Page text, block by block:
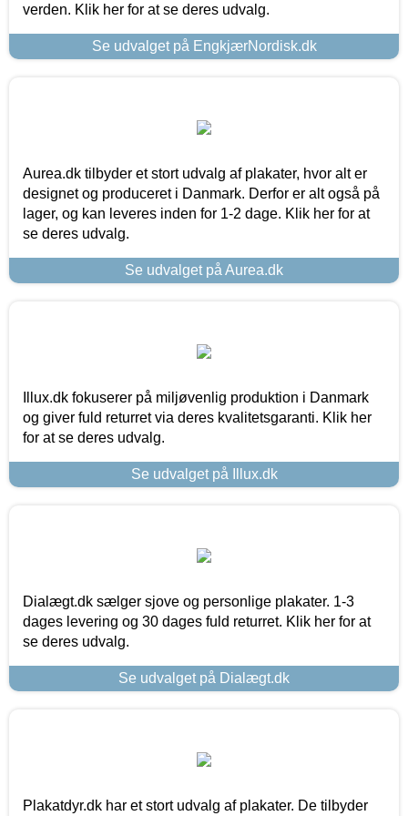
verden. Klik her for at se deres udvalg.
Se udvalget på EngkjærNordisk.dk
Aurea.dk tilbyder et stort udvalg af plakater, hvor alt er
designet og produceret i Danmark. Derfor er alt også på
lager, og kan leveres inden for 1-2 dage. Klik her for at
se deres udvalg.
Se udvalget på Aurea.dk
Illux.dk fokuserer på miljøvenlig produktion i Danmark
og giver fuld returret via deres kvalitetsgaranti. Klik her
for at se deres udvalg.
Se udvalget på Illux.dk
Dialægt.dk sælger sjove og personlige plakater. 1-3
dages levering og 30 dages fuld returret. Klik her for at
se deres udvalg.
Se udvalget på Dialægt.dk
Plakatdyr.dk har et stort udvalg af plakater. De tilbyder